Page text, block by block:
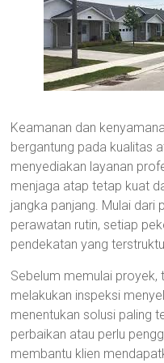
Keamanan dan
bergantung pada kualitas
menyediakan layanan
menjaga atap tetap kuat
jangka panjang. Mulai dari
perawatan rutin, setiap
pendekatan yang
Sebelum memulai proyek,
melakukan inspeksi
menentukan solusi paling
perbaikan atau perlu
membantu klien